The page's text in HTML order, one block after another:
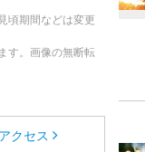
頃期間などは変更
す。画像の無断転
クセス